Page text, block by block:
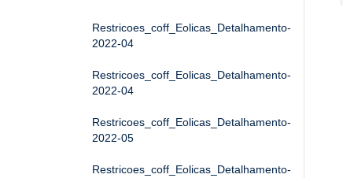
Restricoes_coff_Eolicas_Detalhamento-
2022-04
Restricoes_coff_Eolicas_Detalhamento-
2022-04
Restricoes_coff_Eolicas_Detalhamento-
2022-05
Restricoes_coff_Eolicas_Detalhamento-